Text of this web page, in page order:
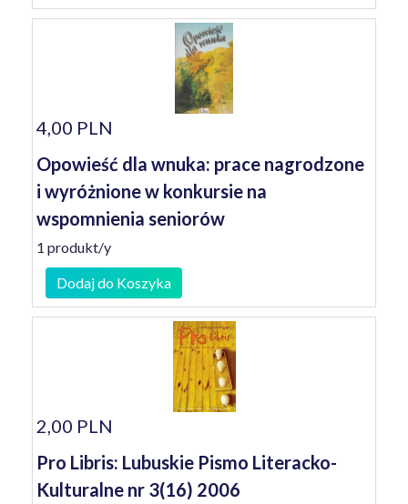
4,00 PLN
Opowieść dla wnuka: prace nagrodzone
i wyróżnione w konkursie na
wspomnienia seniorów
1 produkt/y
Dodaj do Koszyka
2,00 PLN
Pro Libris: Lubuskie Pismo Literacko-
Kulturalne nr 3(16) 2006